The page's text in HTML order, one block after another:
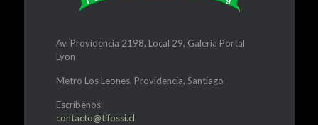
Av. Providencia 2198, Local 29, Galería Portal
Lyon
Metro Los Leones, Providencia, Santiago
Escríbenos:
contacto@tifossi.cl